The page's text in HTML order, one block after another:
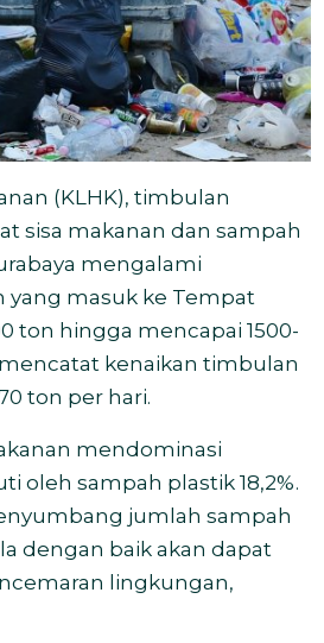
(KLHK), timbulan
sisa makanan dan sampah
mengalami
yang masuk ke Tempat
ton hingga mencapai 1500-
kenaikan timbulan
ton per hari.
mendominasi
oleh sampah plastik 18,2%.
jumlah sampah
dengan baik akan dapat
lingkungan,